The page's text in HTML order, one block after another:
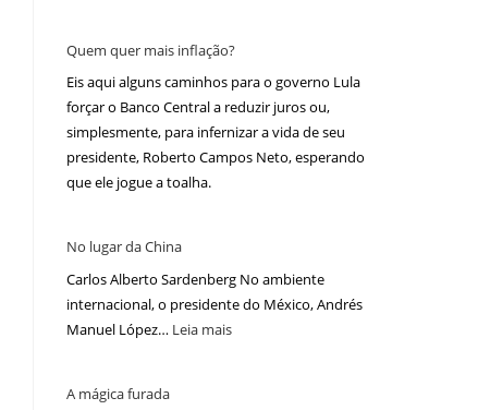
Quem quer mais inflação?
Eis aqui alguns caminhos para o governo Lula
forçar o Banco Central a reduzir juros ou,
simplesmente, para infernizar a vida de seu
presidente, Roberto Campos Neto, esperando
que ele jogue a toalha.
No lugar da China
Carlos Alberto Sardenberg No ambiente
internacional, o presidente do México, Andrés
Manuel López… Leia mais
A mágica furada